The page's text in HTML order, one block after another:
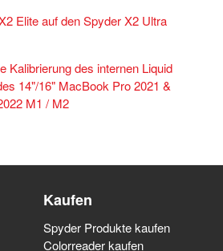
Elite auf den Spyder X2 Ultra
Kalibrierung des internen Liquid
14"/16" MacBook Pro 2021 &
M1 / M2
Kaufen
Spyder Produkte kaufen
Colorreader kaufen